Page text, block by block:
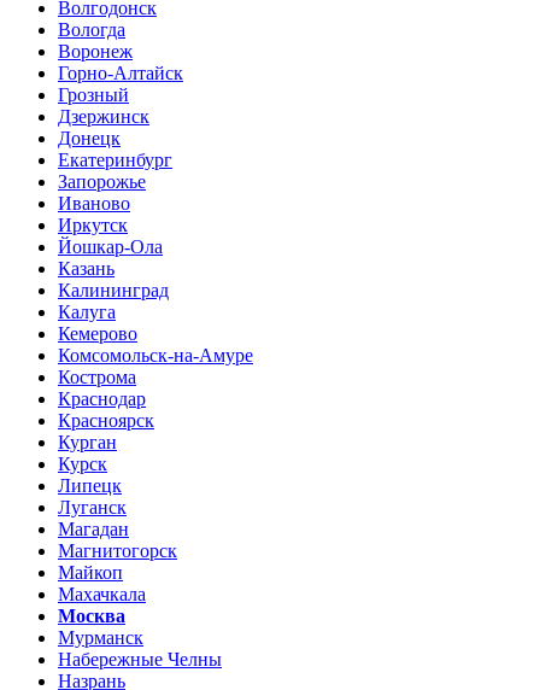
Волгодонск
Вологда
Воронеж
Горно-Алтайск
Грозный
Дзержинск
Донецк
Екатеринбург
Запорожье
Иваново
Иркутск
Йошкар-Ола
Казань
Калининград
Калуга
Кемерово
Комсомольск-на-Амуре
Кострома
Краснодар
Красноярск
Курган
Курск
Липецк
Луганск
Магадан
Магнитогорск
Майкоп
Махачкала
Москва
Мурманск
Набережные Челны
Назрань